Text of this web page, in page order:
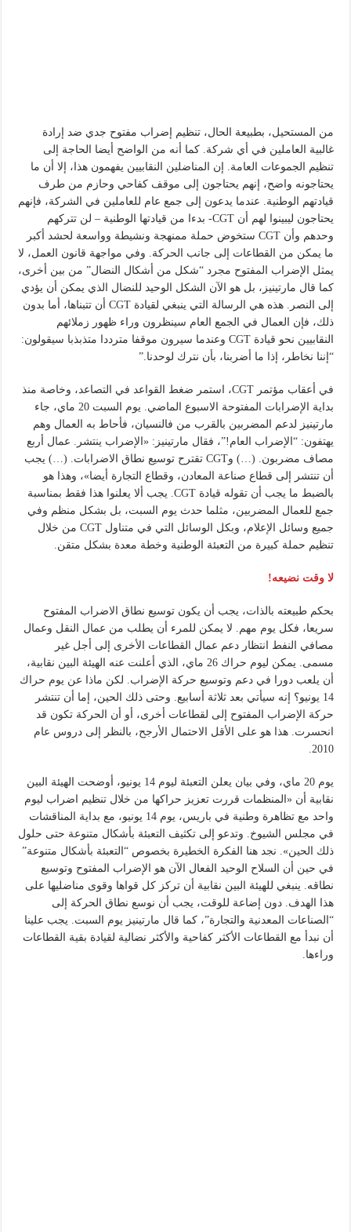
من المستحيل، بطبيعة الحال، تنظيم إضراب مفتوح جدي ضد إرادة
غالبية العاملين في أي شركة. كما أنه من الواضح أيضا الحاجة إلى
تنظيم الجموعات العامة. إن المناضلين النقابيين يفهمون هذا، إلا أن ما
يحتاجونه واضح، إنهم يحتاجون إلى موقف كفاحي وحازم من طرف
قيادتهم الوطنية. عندما يدعون إلى جمع عام للعاملين في الشركة، فإنهم
يحتاجون ليبينوا لهم أن CGT- بدءا من قيادتها الوطنية – لن تتركهم
وحدهم وأن CGT ستخوض حملة ممنهجة ونشيطة وواسعة لحشد أكبر
ما يمكن من القطاعات إلى جانب الحركة. وفي مواجهة قانون العمل، لا
يمثل الإضراب المفتوح مجرد “شكل من أشكال النضال” من بين أخرى،
كما قال مارتينيز، بل هو الآن الشكل الوحيد للنضال الذي يمكن أن يؤدي
إلى النصر. هذه هي الرسالة التي ينبغي لقيادة CGT أن تتبناها، أما بدون
ذلك، فإن العمال في الجمع العام سينظرون وراء ظهور زملائهم
النقابيين نحو قيادة CGT وعندما سيرون موقفا مترددا متذبذبا سيقولون:
“إننا نخاطر، إذا ما أضربنا، بأن نترك لوحدنا.”
في أعقاب مؤتمر CGT، استمر ضغط القواعد في التصاعد، وخاصة منذ
بداية الإضرابات المفتوحة الاسبوع الماضي. يوم السبت 20 ماي، جاء
مارتينيز لدعم المضربين بالقرب من فالنسيان، فأحاط به العمال وهم
يهتفون: “الإضراب العام!”، فقال مارتينيز: «الإضراب ينتشر. عمال أربع
مصاف مضربون. (…) وCGT تقترح توسيع نطاق الاضرابات. (…) يجب
أن تنتشر إلى قطاع صناعة المعادن، وقطاع التجارة أيضا»، وهذا هو
بالضبط ما يجب أن تقوله قيادة CGT. يجب ألا يعلنوا هذا فقط بمناسبة
جمع للعمال المضربين، مثلما حدث يوم السبت، بل بشكل منظم وفي
جميع وسائل الإعلام، وبكل الوسائل التي في متناول CGT من خلال
تنظيم حملة كبيرة من التعبئة الوطنية وخطة معدة بشكل متقن.
لا وقت نضيعه!
بحكم طبيعته بالذات، يجب أن يكون توسيع نطاق الاضراب المفتوح
سريعا، فكل يوم مهم. لا يمكن للمرء أن يطلب من عمال النقل وعمال
مصافي النفط انتظار دعم عمال القطاعات الأخرى إلى أجل غير
مسمى. يمكن ليوم حراك 26 ماي، الذي أعلنت عنه الهيئة البين نقابية،
أن يلعب دورا في دعم وتوسيع حركة الإضراب. لكن ماذا عن يوم حراك
14 يونيو؟ إنه سيأتي بعد ثلاثة أسابيع. وحتى ذلك الحين، إما أن تنتشر
حركة الإضراب المفتوح إلى لقطاعات أخرى، أو أن الحركة تكون قد
انحسرت. هذا هو على الأقل الاحتمال الأرجح، بالنظر إلى دروس عام
2010.
يوم 20 ماي، وفي بيان يعلن التعبئة ليوم 14 يونيو، أوضحت الهيئة البين
نقابية أن «المنظمات قررت تعزيز حراكها من خلال تنظيم اضراب ليوم
واحد مع تظاهرة وطنية في باريس، يوم 14 يونيو، مع بداية المناقشات
في مجلس الشيوخ. وتدعو إلى تكثيف التعبئة بأشكال متنوعة حتى حلول
ذلك الحين». نجد هنا الفكرة الخطيرة بخصوص “التعبئة بأشكال متنوعة”
في حين أن السلاح الوحيد الفعال الآن هو الإضراب المفتوح وتوسيع
نطاقه. ينبغي للهيئة البين نقابية أن تركز كل قواها وقوى مناضليها على
هذا الهدف. دون إضاعة للوقت، يجب أن نوسع نطاق الحركة إلى
“الصناعات المعدنية والتجارة”، كما قال مارتينيز يوم السبت. يجب علينا
أن نبدأ مع القطاعات الأكثر كفاحية والأكثر نضالية لقيادة بقية القطاعات
وراءها.